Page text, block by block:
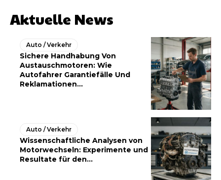
Aktuelle News
Auto / Verkehr
Sichere Handhabung Von
Austauschmotoren: Wie
Autofahrer Garantiefälle Und
Reklamationen...
Auto / Verkehr
Wissenschaftliche Analysen von
Motorwechseln: Experimente und
Resultate für den...